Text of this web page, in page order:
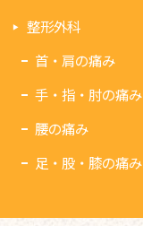
整形外科
首・肩の痛み
手・指・肘の痛み
腰の痛み
足・股・膝の痛み